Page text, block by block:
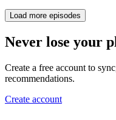
Load more episodes
Never lose your
Create a free account to
recommendations.
Create account